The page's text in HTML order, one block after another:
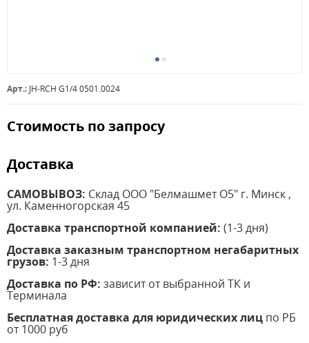
Арт.: JH-RCH G1/4 0501.0024
Стоимость по запросу
Доставка
САМОВЫВОЗ: Склад ООО "Белмашмет О5" г. Минск ,
ул. Каменногорская 45
Доставка транспортной компанией: (1-3 дня)
Доставка заказным транспортном негабаритных
грузов: 1-3 дня
Доставка по РФ: зависит от выбранной ТК и
Терминала
Бесплатная доставка для юридических лиц по РБ
от 1000 руб